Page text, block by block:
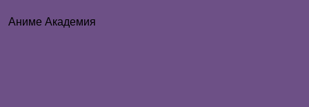
Аниме Академия